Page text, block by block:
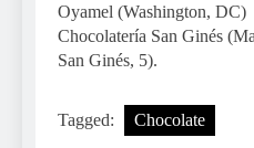
Oyamel (Washington, DC)
Chocolatería San Ginés
San Ginés, 5).
Tagged: Chocolate